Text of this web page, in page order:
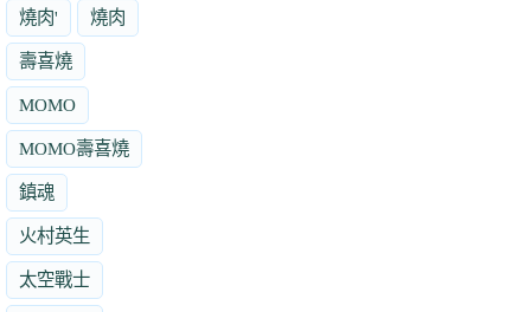
燒肉' 燒肉
壽喜燒
MOMO
MOMO壽喜燒
鎮魂
火村英生
太空戰士